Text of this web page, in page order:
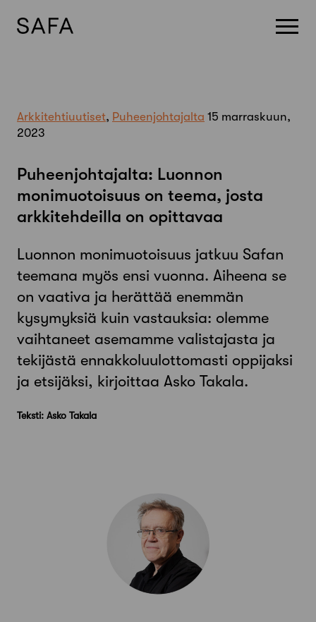
Arkkitehtiuutiset, Puheenjohtajalta 15 marraskuun,
2023
Puheenjohtajalta: Luonnon
monimuotoisuus on teema, josta
arkkitehdeilla on opittavaa
Luonnon monimuotoisuus jatkuu Safan
teemana myös ensi vuonna. Aiheena se
on vaativa ja herättää enemmän
kysymyksiä kuin vastauksia: olemme
vaihtaneet asemamme valistajasta ja
tekijästä ennakkoluulottomasti oppijaksi
ja etsijäksi, kirjoittaa Asko Takala.
Teksti: Asko Takala